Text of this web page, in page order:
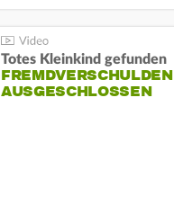
Totes Kleinkind gefunden
FREMDVERSCHULDEN
AUSGESCHLOSSEN